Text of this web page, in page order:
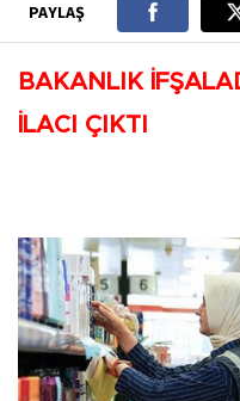
PAYLAŞ
BAKANLIK
İLACI ÇIKTI